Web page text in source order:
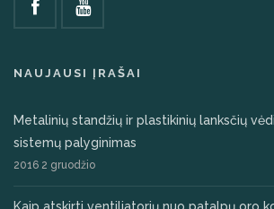
NAUJAUSI ĮRAŠAI
Metalinių standžių ir plastikinių lanksčių
sistemų palyginimas
2016 2 gruodžio